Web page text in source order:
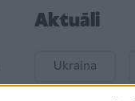
Aktuāli
Ukraina